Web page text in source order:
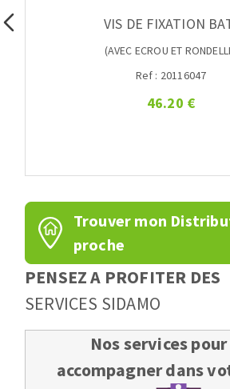
VIS DE FIXATION
(AVEC ECROU ET
Ref : 20116047
46.20 €
Trouver mon
proche
PENSEZ A PROFITER DES
SERVICES SIDAMO
Nos services
accompagner dans